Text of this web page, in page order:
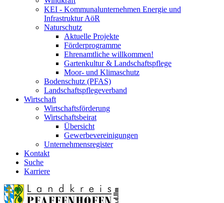
KEI - Kommunalunternehmen Energie und
Infrastruktur AöR
Naturschutz
Aktuelle Projekte
Förderprogramme
Ehrenamtliche willkommen!
Gartenkultur & Landschaftspflege
Moor- und Klimaschutz
Bodenschutz (PFAS)
Landschaftspflegeverband
Wirtschaft
Wirtschaftsförderung
Wirtschaftsbeirat
Übersicht
Gewerbevereinigungen
Unternehmensregister
Kontakt
Suche
Karriere